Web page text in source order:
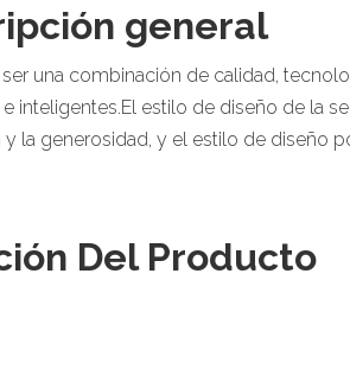
general
una combinación de calidad,
estilo de diseño de la
la generosidad, y el estilo de diseño
Del Producto